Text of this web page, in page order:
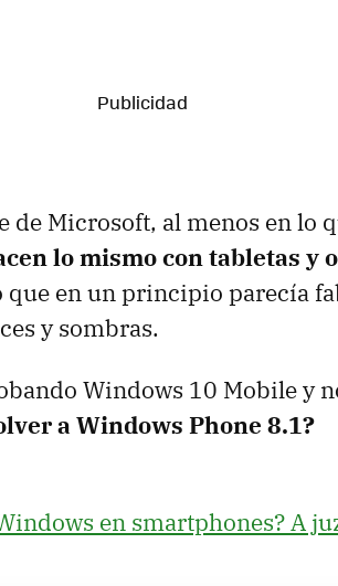
Microsoft, al menos en lo
lo mismo con tabletas y
que en un principio parecía
y sombras.
Windows 10 Mobile y
a Windows Phone 8.1?
en smartphones? A